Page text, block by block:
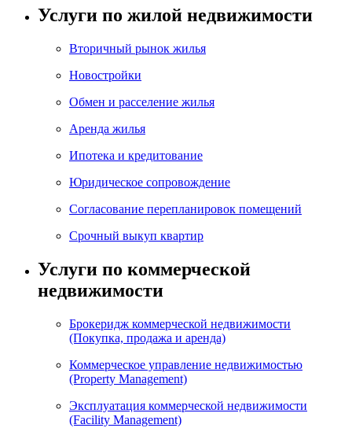
Услуги по жилой недвижимости
Вторичный рынок жилья
Новостройки
Обмен и расселение жилья
Аренда жилья
Ипотека и кредитование
Юридическое сопровождение
Согласование перепланировок помещений
Срочный выкуп квартир
Услуги по коммерческой
недвижимости
Брокеридж коммерческой недвижимости
(Покупка, продажа и аренда)
Коммерческое управление недвижимостью
(Property Management)
Эксплуатация коммерческой недвижимости
(Facility Management)